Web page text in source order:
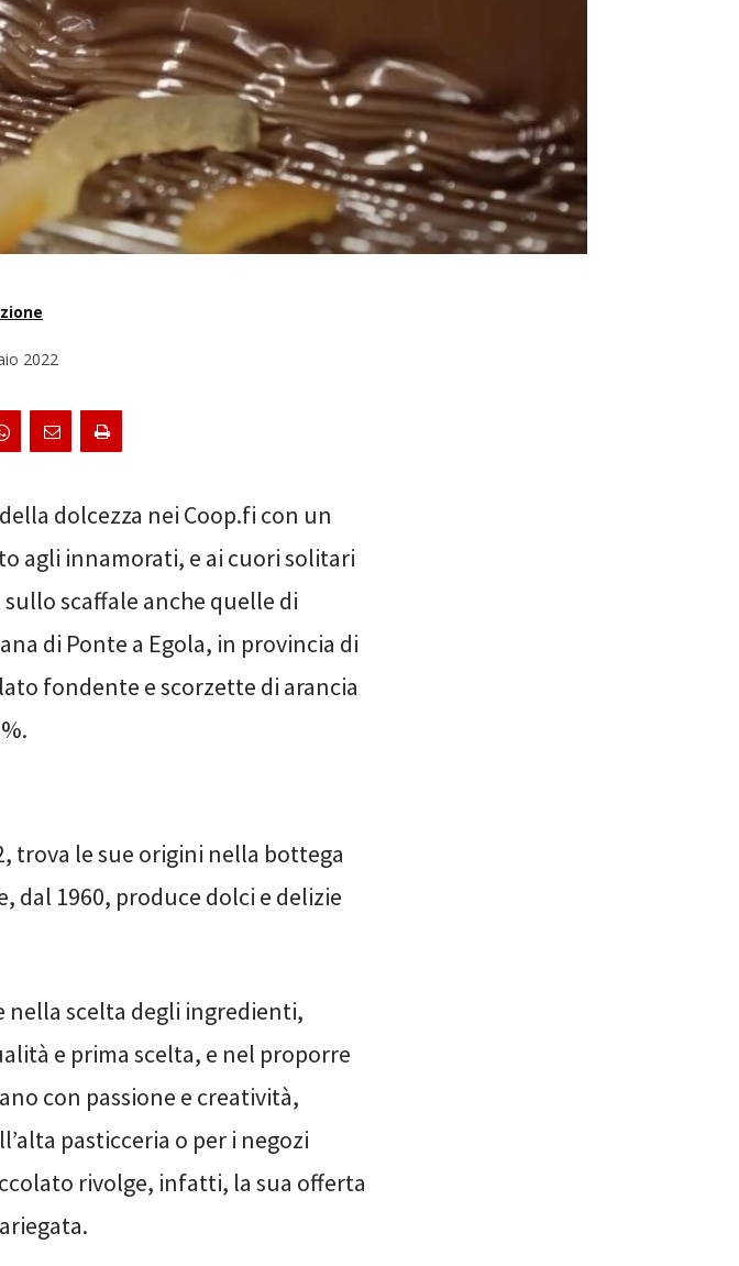
2022
dolcezza nei Coop.fi con un
agli innamorati, e ai cuori solitari
scaffale anche quelle di
di Ponte a Egola, in provincia di
fondente e scorzette di arancia
trova le sue origini nella bottega
dal 1960, produce dolci e delizie
nella scelta degli ingredienti,
e prima scelta, e nel proporre
con passione e creatività,
pasticceria o per i negozi
rivolge, infatti, la sua offerta